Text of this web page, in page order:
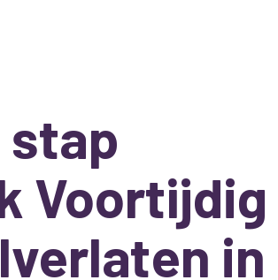
stap
Voortijdig
in